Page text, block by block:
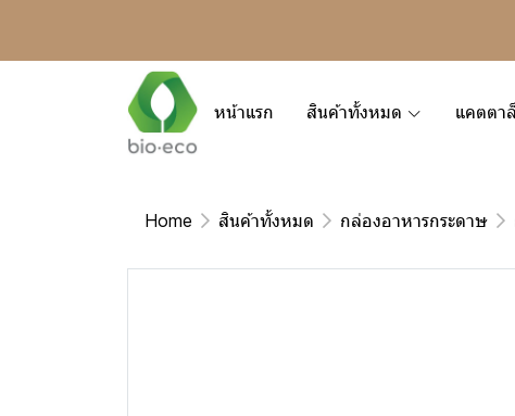
หน้าแรก สินค้าทั้งหมด แคตตา
Home สินค้าทั้งหมด กล่องอาหารกระดาษ